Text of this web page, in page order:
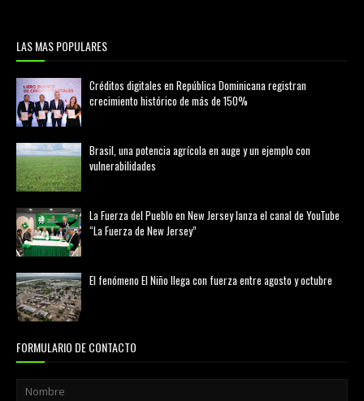
LAS MAS POPULARES
Créditos digitales en República Dominicana registran
crecimiento histórico de más de 150%
Brasil, una potencia agrícola en auge y un ejemplo con
vulnerabilidades
La Fuerza del Pueblo en New Jersey lanza el canal de YouTube
“La Fuerza de New Jersey”
El fenómeno El Niño llega con fuerza entre agosto y octubre
FORMULARIO DE CONTACTO